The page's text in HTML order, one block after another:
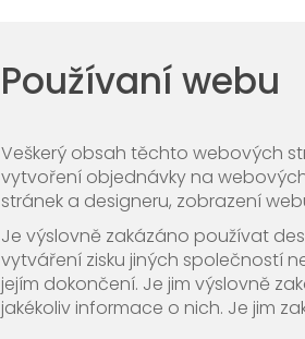
Používaní webu
Veškerý obsah těchto webových
vytvoření objednávky na
stránek a designeru, zobrazení
Je výslovně zakázáno používat
vytváření zisku jiných společností
jejím dokončení. Je jim výslovně
jakékoliv informace o nich. Je jim